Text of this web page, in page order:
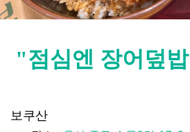
"점심엔 장어덮밥
보쿠산